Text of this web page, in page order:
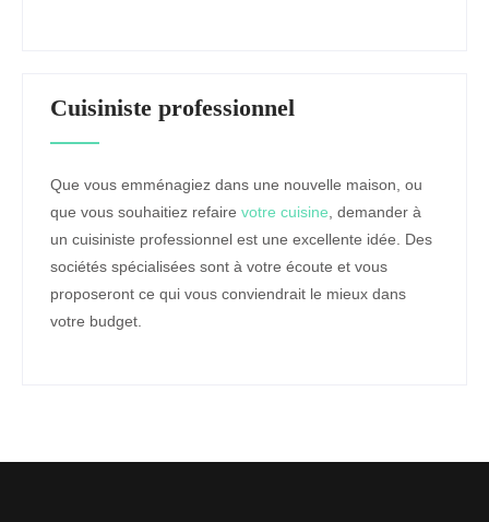
Cuisiniste professionnel
Que vous emménagiez dans une nouvelle maison, ou
que vous souhaitiez refaire votre cuisine, demander à
un cuisiniste professionnel est une excellente idée. Des
sociétés spécialisées sont à votre écoute et vous
proposeront ce qui vous conviendrait le mieux dans
votre budget.